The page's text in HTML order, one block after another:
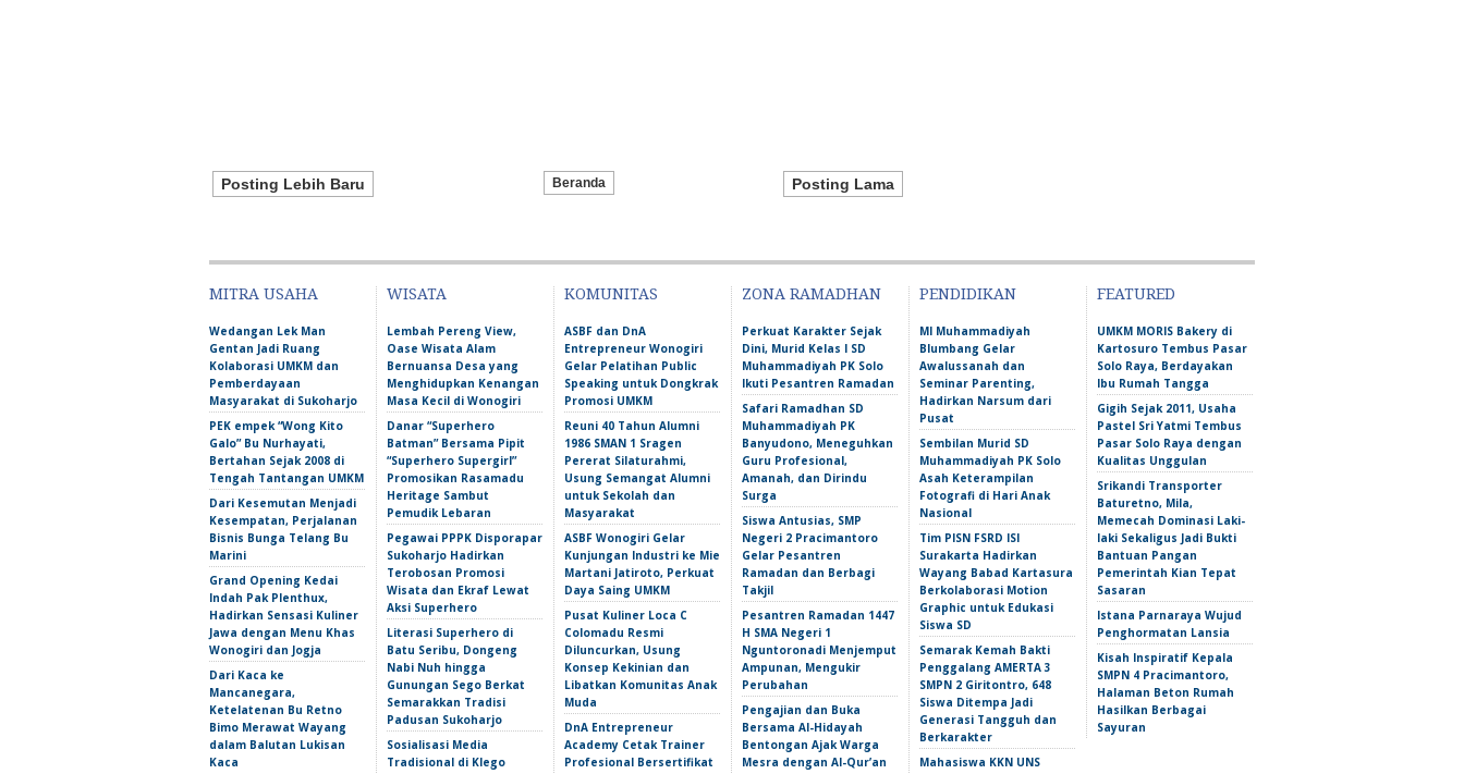
Posting Lebih Baru Posting Lama
Beranda
MITRA USAHA
Wedangan Lek Man
Gentan Jadi Ruang
Kolaborasi UMKM dan
Pemberdayaan
Masyarakat di Sukoharjo
PEK empek “Wong Kito
Galo” Bu Nurhayati,
Bertahan Sejak 2008 di
Tengah Tantangan UMKM
Dari Kesemutan Menjadi
Kesempatan, Perjalanan
Bisnis Bunga Telang Bu
Marini
Grand Opening Kedai
Indah Pak Plenthux,
Hadirkan Sensasi Kuliner
Jawa dengan Menu Khas
Wonogiri dan Jogja
Dari Kaca ke
Mancanegara,
Ketelatenan Bu Retno
Bimo Merawat Wayang
dalam Balutan Lukisan
Kaca
WISATA
Lembah Pereng View,
Oase Wisata Alam
Bernuansa Desa yang
Menghidupkan Kenangan
Masa Kecil di Wonogiri
Danar “Superhero
Batman” Bersama Pipit
“Superhero Supergirl”
Promosikan Rasamadu
Heritage Sambut
Pemudik Lebaran
Pegawai PPPK Disporapar
Sukoharjo Hadirkan
Terobosan Promosi
Wisata dan Ekraf Lewat
Aksi Superhero
Literasi Superhero di
Batu Seribu, Dongeng
Nabi Nuh hingga
Gunungan Sego Berkat
Semarakkan Tradisi
Padusan Sukoharjo
Sosialisasi Media
Tradisional di Klego
KOMUNITAS
ASBF dan DnA
Entrepreneur Wonogiri
Gelar Pelatihan Public
Speaking untuk Dongkrak
Promosi UMKM
Reuni 40 Tahun Alumni
1986 SMAN 1 Sragen
Pererat Silaturahmi,
Usung Semangat Alumni
untuk Sekolah dan
Masyarakat
ASBF Wonogiri Gelar
Kunjungan Industri ke Mie
Martani Jatiroto, Perkuat
Daya Saing UMKM
Pusat Kuliner Loca C
Colomadu Resmi
Diluncurkan, Usung
Konsep Kekinian dan
Libatkan Komunitas Anak
Muda
DnA Entrepreneur
Academy Cetak Trainer
Profesional Bersertifikat
ZONA RAMADHAN
Perkuat Karakter Sejak
Dini, Murid Kelas I SD
Muhammadiyah PK Solo
Ikuti Pesantren Ramadan
Safari Ramadhan SD
Muhammadiyah PK
Banyudono, Meneguhkan
Guru Profesional,
Amanah, dan Dirindu
Surga
Siswa Antusias, SMP
Negeri 2 Pracimantoro
Gelar Pesantren
Ramadan dan Berbagi
Takjil
Pesantren Ramadan 1447
H SMA Negeri 1
Nguntoronadi Menjemput
Ampunan, Mengukir
Perubahan
Pengajian dan Buka
Bersama Al-Hidayah
Bentongan Ajak Warga
Mesra dengan Al-Qur’an
PENDIDIKAN
MI Muhammadiyah
Blumbang Gelar
Awalussanah dan
Seminar Parenting,
Hadirkan Narsum dari
Pusat
Sembilan Murid SD
Muhammadiyah PK Solo
Asah Keterampilan
Fotografi di Hari Anak
Nasional
Tim PISN FSRD ISI
Surakarta Hadirkan
Wayang Babad Kartasura
Berkolaborasi Motion
Graphic untuk Edukasi
Siswa SD
Semarak Kemah Bakti
Penggalang AMERTA 3
SMPN 2 Giritontro, 648
Siswa Ditempa Jadi
Generasi Tangguh dan
Berkarakter
Mahasiswa KKN UNS
FEATURED
UMKM MORIS Bakery di
Kartosuro Tembus Pasar
Solo Raya, Berdayakan
Ibu Rumah Tangga
Gigih Sejak 2011, Usaha
Pastel Sri Yatmi Tembus
Pasar Solo Raya dengan
Kualitas Unggulan
Srikandi Transporter
Baturetno, Mila,
Memecah Dominasi Laki-
laki Sekaligus Jadi Bukti
Bantuan Pangan
Pemerintah Kian Tepat
Sasaran
Istana Parnaraya Wujud
Penghormatan Lansia
Kisah Inspiratif Kepala
SMPN 4 Pracimantoro,
Halaman Beton Rumah
Hasilkan Berbagai
Sayuran